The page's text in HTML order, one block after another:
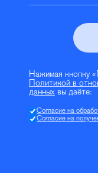
Нажимая кнопку
Политикой в
данных вы даёте:
Согласие на
Согласие на